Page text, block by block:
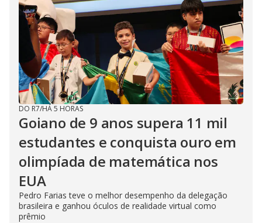
DO R7/HÁ 5 HORAS
Goiano de 9 anos supera 11 mil
estudantes e conquista ouro em
olimpíada de matemática nos
EUA
Pedro Farias teve o melhor desempenho da delegação
brasileira e ganhou óculos de realidade virtual como
prêmio